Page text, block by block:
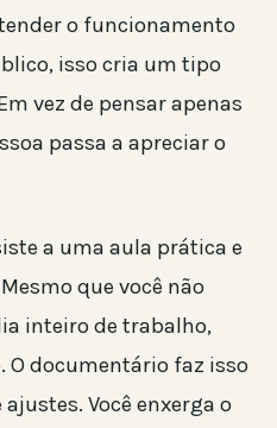
o funcionamento
isso cria um tipo
vez de pensar apenas
passa a apreciar o
a uma aula prática e
que você não
inteiro de trabalho,
O documentário faz isso
Você enxerga o